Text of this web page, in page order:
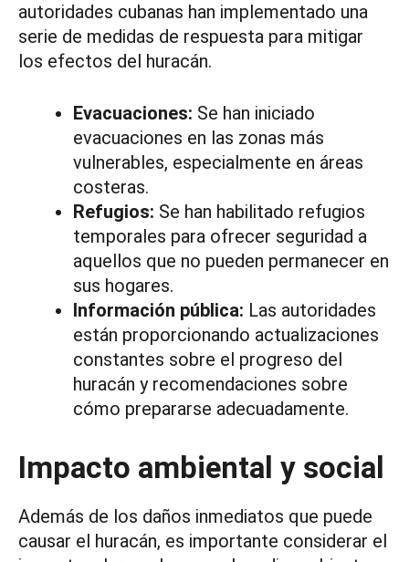
autoridades cubanas han implementado una
serie de medidas de respuesta para mitigar
los efectos del huracán.
Evacuaciones: Se han iniciado
evacuaciones en las zonas más
vulnerables, especialmente en áreas
costeras.
Refugios: Se han habilitado refugios
temporales para ofrecer seguridad a
aquellos que no pueden permanecer en
sus hogares.
Información pública: Las autoridades
están proporcionando actualizaciones
constantes sobre el progreso del
huracán y recomendaciones sobre
cómo prepararse adecuadamente.
Impacto ambiental y social
Además de los daños inmediatos que puede
causar el huracán, es importante considerar el